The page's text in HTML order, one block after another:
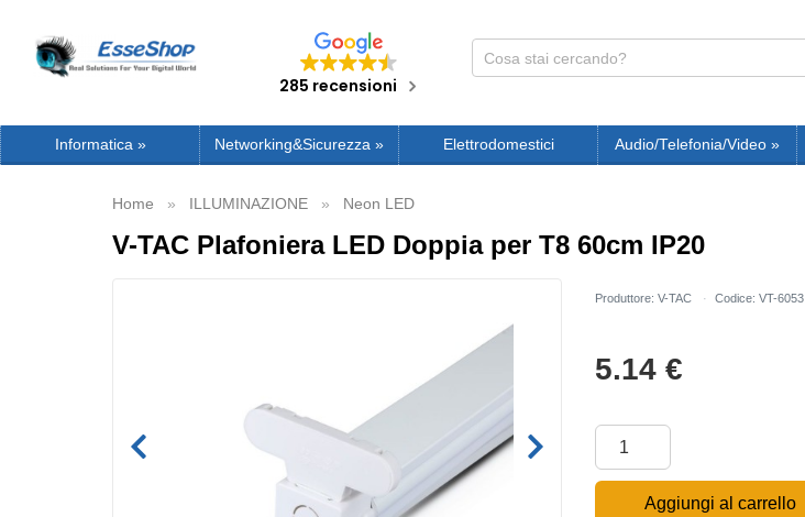
285 recensioni
Informatica» Networking&Sicurezza » Elettrodomestici Audio/Telefonia/Video »
Home ILLUMINAZIONE Neon LED
V-TAC Plafoniera LED Doppia per T8 60cm IP20
Produttore: V-TAC Codice: VT-6053
5.14 €
Aggiungi al carrello